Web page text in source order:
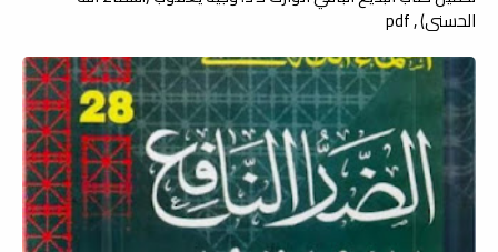
الحسنى) , pdf